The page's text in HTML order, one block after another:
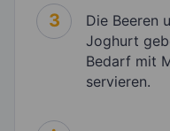
3
Die Beeren
Joghurt
Bedarf mit
servieren.